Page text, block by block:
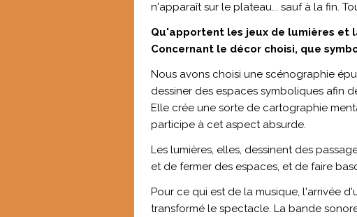
n'apparaît sur le plateau... sauf à la fin.
Qu'apportent les jeux de lumières et
Concernant le décor choisi, que
Nous avons choisi une scénographie
dessiner des espaces symboliques afin
Elle crée une sorte de cartographie
participe à cet aspect absurde.
Les lumières, elles, dessinent des
et de fermer des espaces, et de faire
Pour ce qui est de la musique, l'arrivée
transformé le spectacle. La bande